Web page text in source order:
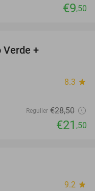
€9,50
Verde +
8.3 star
Regulier €28,50
€21 ,50
9.2 star